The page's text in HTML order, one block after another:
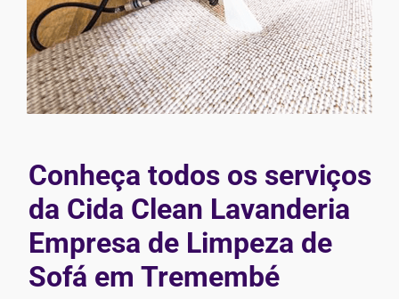
Conheça todos os serviços
da Cida Clean Lavanderia
Empresa de Limpeza de
Sofá em Tremembé